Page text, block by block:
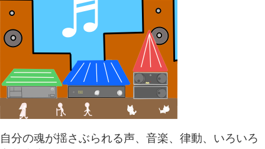
自分の魂が揺さぶられる声、音楽、律動、いろいろ